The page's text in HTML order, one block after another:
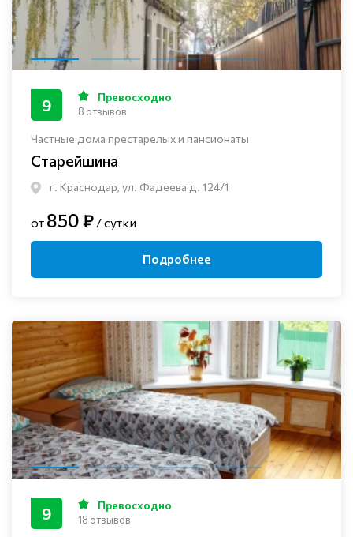
Частные дома престарелых и пансионаты
Старейшина
г. Краснодар, ул. Фадеева д. 124/1
9 Превосходно
8 отзывов
от 850 ₽ / сутки
Подробнее
9 Превосходно
18 отзывов